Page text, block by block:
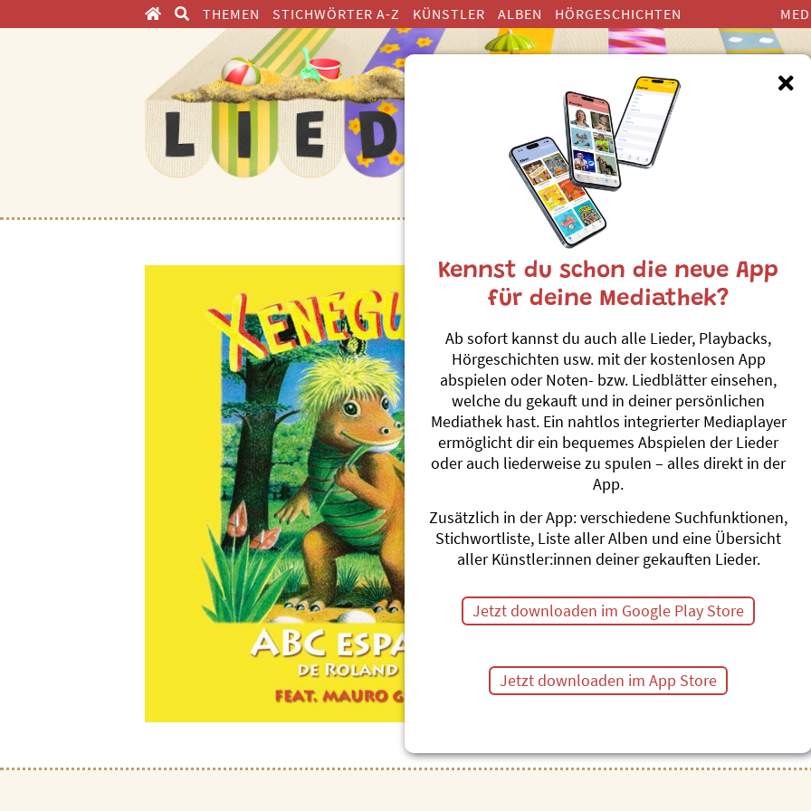
THEMEN STICHWÖRTER A-Z KÜNSTLER ALBEN
HÖRGESCHICHTEN
ENTDECKEN
Xenegugeli-
Roland Zoss
Die beliebten Lieder aus
Gesungen von Mauro
28 Lieder, Dauer 57 min
Lern-Apps:
www.abcdino.swiss
Kennst du schon die neue App
für deine Mediathek?
Ab sofort kannst du auch alle Lieder, Playbacks,
Hörgeschichten usw. mit der kostenlosen App
abspielen oder Noten- bzw. Liedblätter einsehen,
welche du gekauft und in deiner persönlichen
Mediathek hast. Ein nahtlos integrierter Mediaplayer
ermöglicht dir ein bequemes Abspielen der Lieder
oder auch liederweise zu spulen – alles direkt in der
App.
Zusätzlich in der App: verschiedene Suchfunktionen,
Stichwortliste, Liste aller Alben und eine Übersicht
aller Künstler:innen deiner gekauften Lieder.
Jetzt downloaden im Google Play Store
Jetzt downloaden im App Store